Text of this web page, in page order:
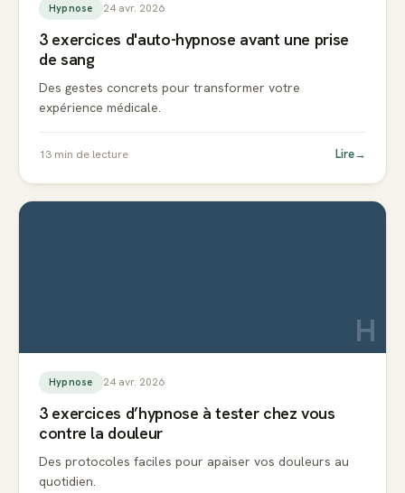
Hypnose 24 avr. 2026
3 exercices d'auto-hypnose avant une prise
de sang
Des gestes concrets pour transformer votre
expérience médicale.
13 min de lecture Lire→
H
Hypnose 24 avr. 2026
3 exercices d’hypnose à tester chez vous
contre la douleur
Des protocoles faciles pour apaiser vos douleurs au
quotidien.